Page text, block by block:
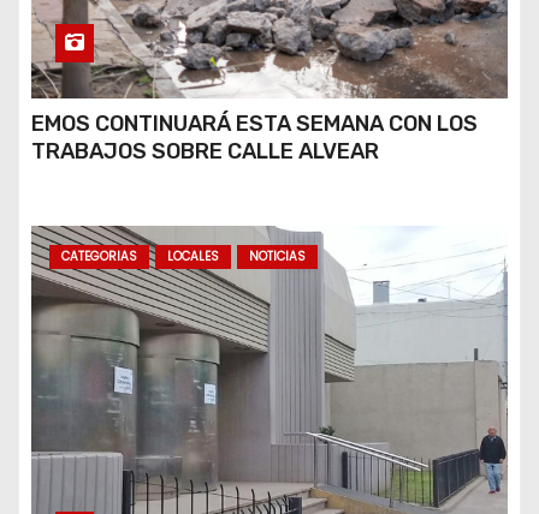
EMOS CONTINUARÁ ESTA SEMANA CON LOS
TRABAJOS SOBRE CALLE ALVEAR
CATEGORIAS LOCALES NOTICIAS